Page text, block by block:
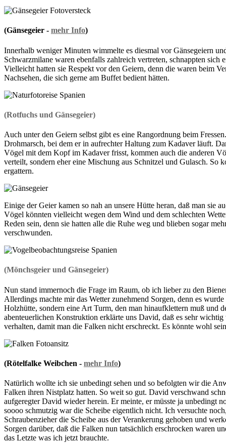
(Gänsegeier - mehr Info)
Innerhalb weniger Minuten wimmelte es diesmal vor Gänsegeiern
Schwarzmilane waren ebenfalls zahlreich vertreten, schnappten
Vielleicht hatten sie Respekt vor den Geiern, denn die waren beim
Nachsehen, die sich gerne am Buffet bedient hätten.
(Rotfuchs und Gänsegeier)
Auch unter den Geiern selbst gibt es eine Rangordnung beim
Drohmarsch, bei dem er in aufrechter Haltung zum Kadaver läuft.
Vögel mit dem Kopf im Kadaver frisst, kommen auch die anderen
verteilt, sondern eher eine Mischung aus Schnitzel und Gulasch. So
ergattern.
Einige der Geier kamen so nah an unsere Hütte heran, daß man sie
Vögel könnten vielleicht wegen dem Wind und dem schlechten
Reden sein, denn sie hatten alle die Ruhe weg und blieben sogar
verschwunden.
(Mönchsgeier und Gänsegeier)
Nun stand immernoch die Frage im Raum, ob ich lieber zu den
Allerdings machte mir das Wetter zunehmend Sorgen, denn es
Holzhütte, sondern eine Art Turm, den man hinaufklettern muß und
abenteuerlichen Konstruktion erklärte uns David, daß es sehr
verhalten, damit man die Falken nicht erschreckt. Es könnte wohl
(Rötelfalke Weibchen - mehr Info)
Natürlich wollte ich sie unbedingt sehen und so befolgten wir die
Falken ihren Nistplatz hatten. So weit so gut. David verschwand
aufgeregter David wieder herein. Er meinte, er müsste ja unbedingt
soooo schmutzig war die Scheibe eigentlich nicht. Ich versuchte
Schraubenzieher die Scheibe aus der Verankerung gehoben und
Sorgen darüber, daß die Falken nun tatsächlich erschrocken waren
das Letzte was ich jetzt brauchte.